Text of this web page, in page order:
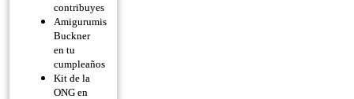
contribuyes
Amigurumis
Buckner
en tu
cumpleaños
Kit de la
ONG en